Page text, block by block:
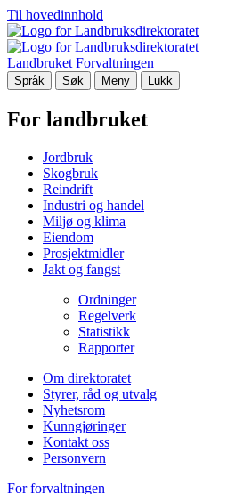
Til hovedinnhold
Landbruket Forvaltningen
Språk Søk Meny Lukk
For landbruket
Jordbruk
Skogbruk
Reindrift
Industri og handel
Miljø og klima
Eiendom
Prosjektmidler
Jakt og fangst
Ordninger
Regelverk
Statistikk
Rapporter
Om direktoratet
Styrer, råd og utvalg
Nyhetsrom
Kunngjøringer
Kontakt oss
Personvern
For forvaltningen